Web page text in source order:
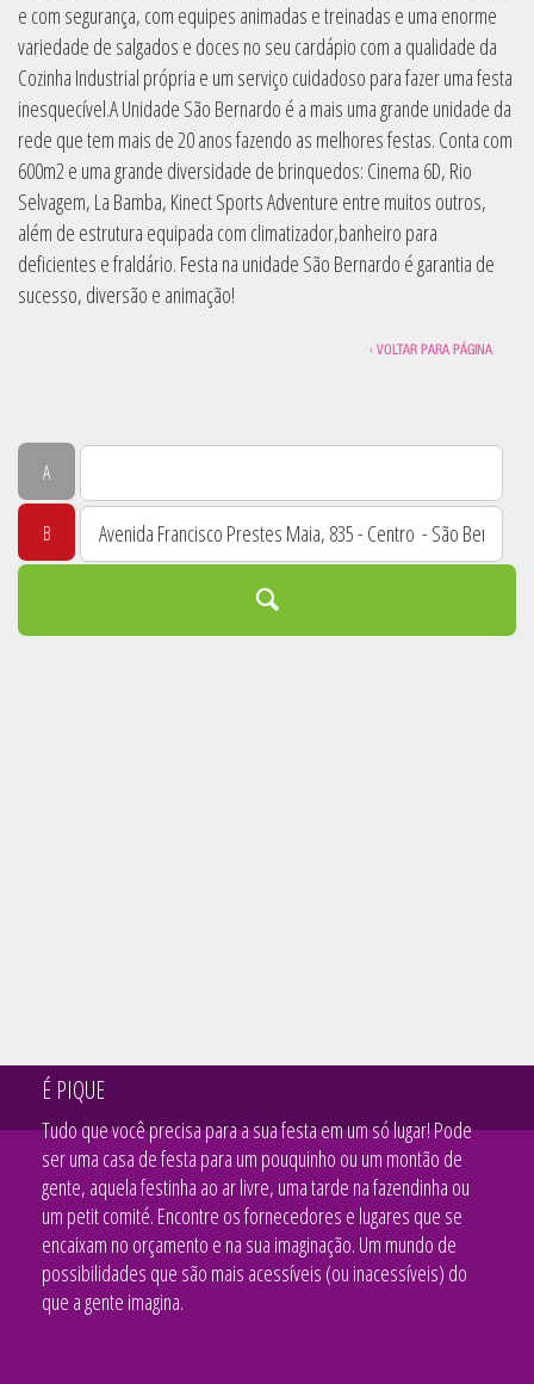
e com segurança, com equipes animadas e treinadas e uma enorme
variedade de salgados e doces no seu cardápio com a qualidade da
Cozinha Industrial própria e um serviço cuidadoso para fazer uma festa
inesquecível.A Unidade São Bernardo é a mais uma grande unidade da
rede que tem mais de 20 anos fazendo as melhores festas. Conta com
600m2 e uma grande diversidade de brinquedos: Cinema 6D, Rio
Selvagem, La Bamba, Kinect Sports Adventure entre muitos outros,
além de estrutura equipada com climatizador,banheiro para
deficientes e fraldário. Festa na unidade São Bernardo é garantia de
sucesso, diversão e animação!
‹ VOLTAR PARA PÁGINA
A
B
É PIQUE
Tudo que você precisa para a sua festa em um só lugar! Pode
ser uma casa de festa para um pouquinho ou um montão de
gente, aquela festinha ao ar livre, uma tarde na fazendinha ou
um petit comité. Encontre os fornecedores e lugares que se
encaixam no orçamento e na sua imaginação. Um mundo de
possibilidades que são mais acessíveis (ou inacessíveis) do
que a gente imagina.